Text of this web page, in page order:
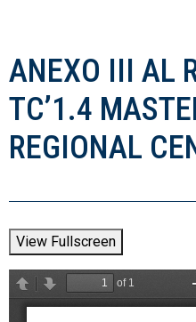
ANEXO III AL
TC’1.4
REGIONAL
View Fullscreen